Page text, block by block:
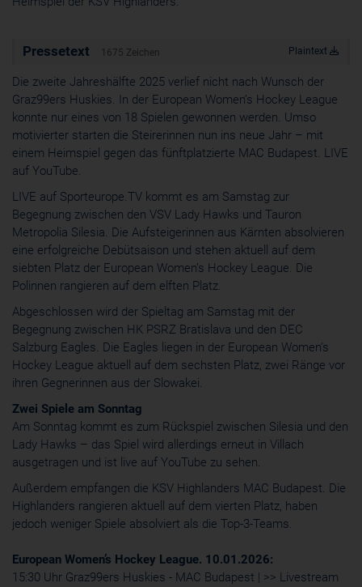
Pressetext 1675 Zeichen Plaintext
Die zweite Jahreshälfte 2025 verlief nicht nach Wunsch der
Graz99ers Huskies. In der European Women’s Hockey League
konnte nur eines von 18 Spielen gewonnen werden. Umso
motivierter starten die Steirerinnen nun ins neue Jahr – mit
einem Heimspiel gegen das fünftplatzierte MAC Budapest. LIVE
auf YouTube.
LIVE auf Sporteurope.TV kommt es am Samstag zur
Begegnung zwischen den VSV Lady Hawks und Tauron
Metropolia Silesia. Die Aufsteigerinnen aus Kärnten absolvieren
eine erfolgreiche Debütsaison und stehen aktuell auf dem
siebten Platz der European Women’s Hockey League. Die
Polinnen rangieren auf dem elften Platz.
Abgeschlossen wird der Spieltag am Samstag mit der
Begegnung zwischen HK PSRZ Bratislava und den DEC
Salzburg Eagles. Die Eagles liegen in der European Women’s
Hockey League aktuell auf dem sechsten Platz, zwei Ränge vor
ihren Gegnerinnen aus der Slowakei.
Zwei Spiele am Sonntag
Am Sonntag kommt es zum Rückspiel zwischen Silesia und den
Lady Hawks – das Spiel wird allerdings erneut in Villach
ausgetragen und ist live auf YouTube zu sehen.
Außerdem empfangen die KSV Highlanders MAC Budapest. Die
Highlanders rangieren aktuell auf dem vierten Platz, haben
jedoch weniger Spiele absolviert als die Top-3-Teams.
European Women’s Hockey League. 10.01.2026:
15:30 Uhr Graz99ers Huskies - MAC Budapest | >> Livestream
powrio.com
_ga, _gid
www.powrio.com
Cookies der eingeblendeten sozialen Medien werden gesetzt